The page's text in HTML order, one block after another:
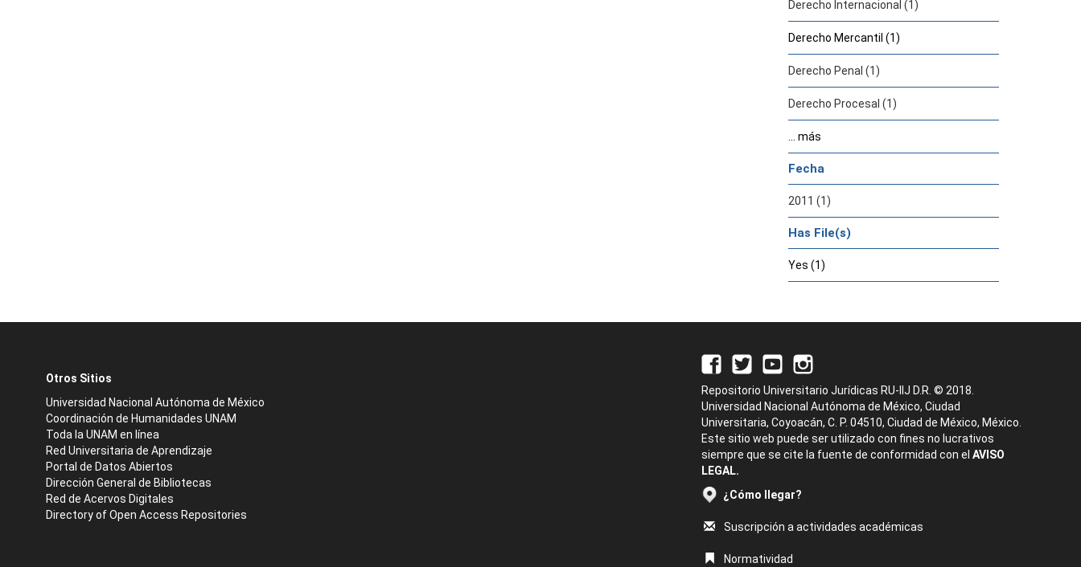
Derecho Internacional (1)
Derecho Mercantil (1)
Derecho Penal (1)
Derecho Procesal (1)
... más
Fecha
2011 (1)
Has File(s)
Yes (1)
Otros Sitios
Universidad Nacional Autónoma de México
Coordinación de Humanidades UNAM
Toda la UNAM en línea
Red Universitaria de Aprendizaje
Portal de Datos Abiertos
Dirección General de Bibliotecas
Red de Acervos Digitales
Directory of Open Access Repositories
Repositorio Universitario Jurídicas RU-IIJ D.R. © 2018.
Universidad Nacional Autónoma de México, Ciudad
Universitaria, Coyoacán, C. P. 04510, Ciudad de México, México.
Este sitio web puede ser utilizado con fines no lucrativos
siempre que se cite la fuente de conformidad con el AVISO
LEGAL.
¿Cómo llegar?
Suscripción a actividades académicas
Normatividad